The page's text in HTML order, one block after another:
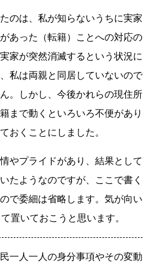
のは、私が知らないうちに実家
あった（転籍）ことへの対応の
家が突然消滅するという状況に
私は両親と同居していないので
。しかし、今後かれらの現住所
まで動くといろいろ不便があり
おくことにしました。
やプライドがあり、結果として
たようなのですが、ここで書く
で委細は省略します。気が向い
置いておこうと思います。
一人一人の身分事項やその変動